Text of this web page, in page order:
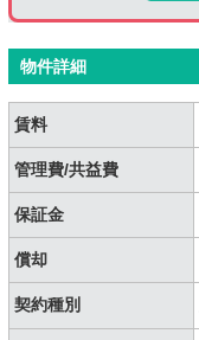
物件詳細
賃料
管理費/共益費
保証金
償却
契約種別